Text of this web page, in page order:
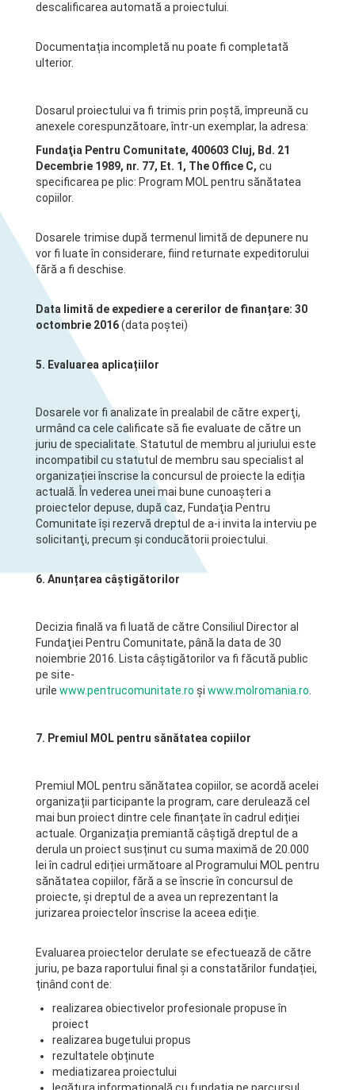
descalificarea automată a proiectului.
Documentația incompletă nu poate fi completată
ulterior.
Dosarul proiectului va fi trimis prin poştă, împreună cu
anexele corespunzătoare, într-un exemplar, la adresa:
Fundaţia Pentru Comunitate, 400603 Cluj, Bd. 21
Decembrie 1989, nr. 77, Et. 1, The Office C, cu
specificarea pe plic: Program MOL pentru sănătatea
copiilor.
Dosarele trimise după termenul limită de depunere nu
vor fi luate în considerare, fiind returnate expeditorului
fără a fi deschise.
Data limită de expediere a cererilor de finanțare: 30
octombrie 2016(data poștei)
5. Evaluarea aplicațiilor
Dosarele vor fi analizate în prealabil de către experţi,
urmând ca cele calificate să fie evaluate de către un
juriu de specialitate. Statutul de membru al juriului este
incompatibil cu statutul de membru sau specialist al
organizației înscrise la concursul de proiecte la ediția
actuală. În vederea unei mai bune cunoaşteri a
proiectelor depuse, după caz, Fundaţia Pentru
Comunitate îşi rezervă dreptul de a-i invita la interviu pe
solicitanţi, precum şi conducătorii proiectului.
6. Anunțarea câștigătorilor
Decizia finală va fi luată de către Consiliul Director al
Fundaţiei Pentru Comunitate, până la data de 30
noiembrie 2016. Lista câştigătorilor va fi făcută public
pe site-
urile www.pentrucomunitate.ro și www.molromania.ro
7. Premiul MOL pentru sănătatea copiilor
Premiul MOL pentru sănătatea copiilor, se acordă acelei
organizații participante la program, care derulează cel
mai bun proiect dintre cele finanțate în cadrul ediției
actuale. Organizația premiantă câștigă dreptul de a
derula un proiect susținut cu suma maximă de 20.000
lei în cadrul ediției următoare al Programului MOL pentru
sănătatea copiilor, fără a se înscrie în concursul de
proiecte, și dreptul de a avea un reprezentant la
jurizarea proiectelor înscrise la aceea ediție.
Evaluarea proiectelor derulate se efectuează de către
juriu, pe baza raportului final și a constatărilor fundației,
ținând cont de:
realizarea obiectivelor profesionale propuse în
proiect
realizarea bugetului propus
rezultatele obținute
mediatizarea proiectului
legătura informațională cu fundația pe parcursul